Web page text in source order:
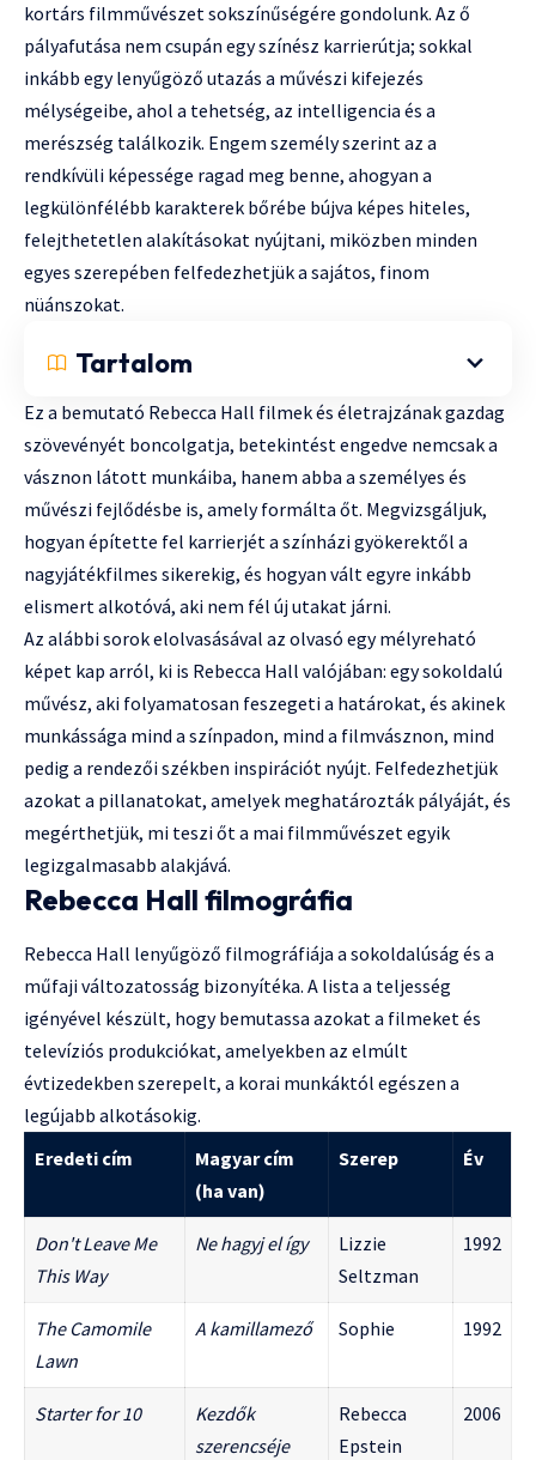
kortárs filmművészet sokszínűségére gondolunk. Az ő
pályafutása nem csupán egy színész karrierútja; sokkal
inkább egy lenyűgöző utazás a művészi kifejezés
mélységeibe, ahol a tehetség, az intelligencia és a
merészség találkozik. Engem személy szerint az a
rendkívüli képessége ragad meg benne, ahogyan a
legkülönfélébb karakterek bőrébe bújva képes hiteles,
felejthetetlen alakításokat nyújtani, miközben minden
egyes szerepében felfedezhetjük a sajátos, finom
nüánszokat.
Tartalom
Ez a bemutató Rebecca Hall filmek és életrajzának gazdag
szövevényét boncolgatja, betekintést engedve nemcsak a
vásznon látott munkáiba, hanem abba a személyes és
művészi fejlődésbe is, amely formálta őt. Megvizsgáljuk,
hogyan építette fel karrierjét a színházi gyökerektől a
nagyjátékfilmes sikerekig, és hogyan vált egyre inkább
elismert alkotóvá, aki nem fél új utakat járni.
Az alábbi sorok elolvasásával az olvasó egy mélyreható
képet kap arról, ki is Rebecca Hall valójában: egy sokoldalú
művész, aki folyamatosan feszegeti a határokat, és akinek
munkássága mind a színpadon, mind a filmvásznon, mind
pedig a rendezői székben inspirációt nyújt. Felfedezhetjük
azokat a pillanatokat, amelyek meghatározták pályáját, és
megérthetjük, mi teszi őt a mai filmművészet egyik
legizgalmasabb alakjává.
Rebecca Hall filmográfia
Rebecca Hall lenyűgöző filmográfiája a sokoldalúság és a
műfaji változatosság bizonyítéka. A lista a teljesség
igényével készült, hogy bemutassa azokat a filmeket és
televíziós produkciókat, amelyekben az elmúlt
évtizedekben szerepelt, a korai munkáktól egészen a
legújabb alkotásokig.
Eredeti cím
Magyar cím
(ha van)
Szerep Év
Don't Leave Me
This Way
Ne hagyj el így
Lizzie
Seltzman
1992
The Camomile
Lawn
A kamillamező Sophie 1992
Starter for 10
Kezdők
szerencséje
Rebecca
Epstein
2006